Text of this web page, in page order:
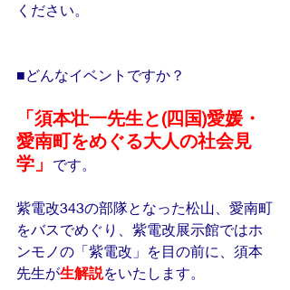
ください。
■どんなイベントですか？
「須本壮一先生と(四国)愛媛・
愛南町をめぐる大人の社会見
学」
です。
紫電改343の部隊となった松山、愛南町
をバスでめぐり、紫電改展示館ではホ
ンモノの「紫電改」を目の前に、須本
先生が生解説をいたします。